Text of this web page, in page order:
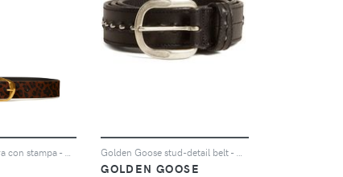
GOLDEN GOOSE